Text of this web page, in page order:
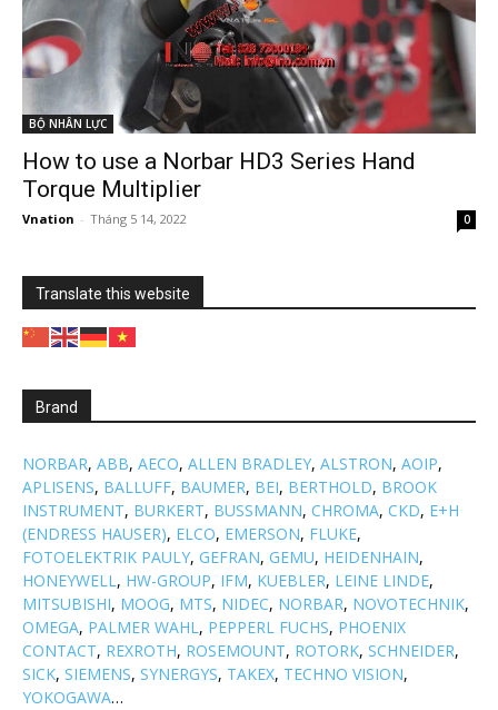
BỘ NHÂN LỰC
How to use a Norbar HD3 Series Hand
Torque Multiplier
Vnation - Tháng 5 14, 2022 0
Translate this website
Brand
NORBAR, ABB, AECO, ALLEN BRADLEY, ALSTRON, AOIP,
APLISENS, BALLUFF, BAUMER, BEI, BERTHOLD, BROOK
INSTRUMENT, BURKERT, BUSSMANN, CHROMA, CKD, E+H
(ENDRESS HAUSER), ELCO, EMERSON, FLUKE,
FOTOELEKTRIK PAULY, GEFRAN, GEMU, HEIDENHAIN,
HONEYWELL, HW-GROUP, IFM, KUEBLER, LEINE LINDE,
MITSUBISHI, MOOG, MTS, NIDEC, NORBAR, NOVOTECHNIK,
OMEGA, PALMER WAHL, PEPPERL FUCHS, PHOENIX
CONTACT, REXROTH, ROSEMOUNT, ROTORK, SCHNEIDER,
SICK, SIEMENS, SYNERGYS, TAKEX, TECHNO VISION,
YOKOGAWA…